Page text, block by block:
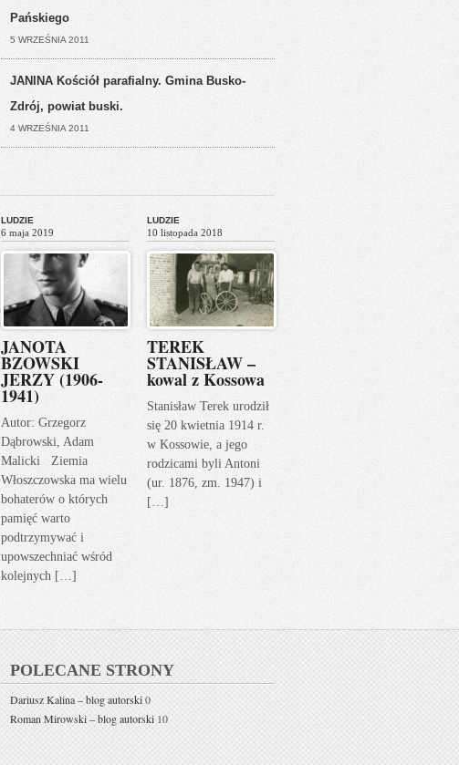
Pańskiego
5 WRZEŚNIA 2011
JANINA Kościół parafialny. Gmina Busko-
Zdrój, powiat buski.
4 WRZEŚNIA 2011
LUDZIE
6 maja 2019
JANOTA
BZOWSKI
JERZY (1906-
1941)
Autor: Grzegorz
Dąbrowski, Adam
Malicki Ziemia
Włoszczowska ma wielu
bohaterów o których
pamięć warto
podtrzymywać i
upowszechniać wśród
kolejnych […]
LUDZIE
10 listopada 2018
TEREK
STANISŁAW –
kowal z Kossowa
Stanisław Terek urodził
się 20 kwietnia 1914 r.
w Kossowie, a jego
rodzicami byli Antoni
(ur. 1876, zm. 1947) i
[…]
POLECANE STRONY
Dariusz Kalina – blog autorski0
Roman Mirowski – blog autorski 10